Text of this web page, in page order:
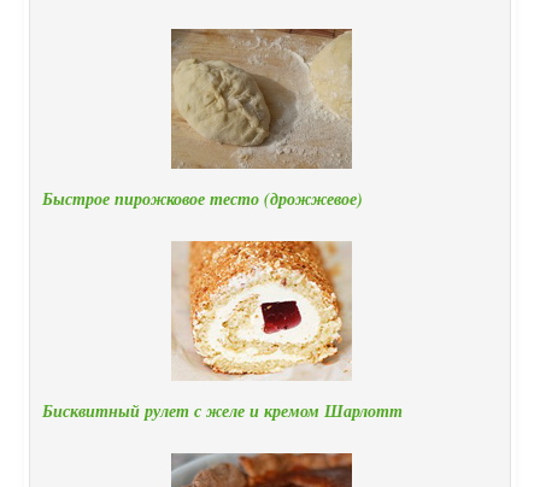
Быстрое пирожковое тесто (дрожжевое)
Бисквитный рулет с желе и кремом Шарлотт